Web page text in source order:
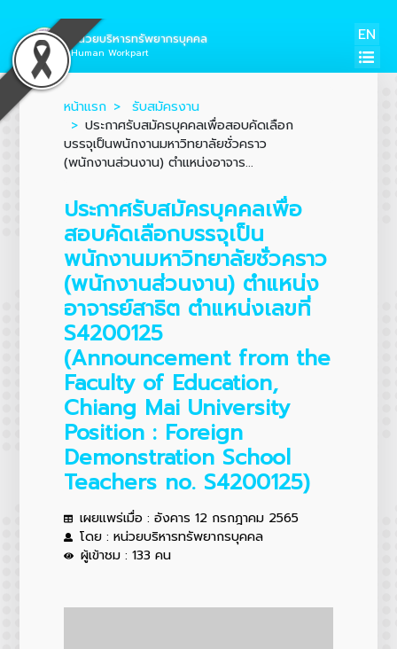
หน่วยบริหารทรัพยากรบุคคล
Human Workpart
EN
หน้าแรก
รับสมัครงาน
ประกาศรับสมัครบุคคลเพื่อสอบคัดเลือก
บรรจุเป็นพนักงานมหาวิทยาลัยชั่วคราว
(พนักงานส่วนงาน) ตำแหน่งอาจาร...
ประกาศรับสมัครบุคคลเพื่อ
สอบคัดเลือกบรรจุเป็น
พนักงานมหาวิทยาลัยชั่วคราว
(พนักงานส่วนงาน) ตำแหน่ง
อาจารย์สาธิต ตำแหน่งเลขที่
S4200125
(Announcement from the
Faculty of Education,
Chiang Mai University
Position : Foreign
Demonstration School
Teachers no. S4200125)
เผยแพร่เมื่อ : อังคาร 12 กรกฎาคม 2565
โดย : หน่วยบริหารทรัพยากรบุคคล
ผู้เข้าชม : 133 คน